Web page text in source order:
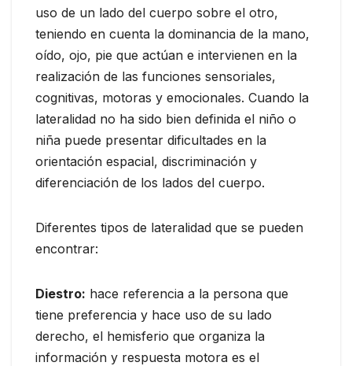
uso de un lado del cuerpo sobre el otro,
teniendo en cuenta la dominancia de la mano,
oído, ojo, pie que actúan e intervienen en la
realización de las funciones sensoriales,
cognitivas, motoras y emocionales. Cuando la
lateralidad no ha sido bien definida el niño o
niña puede presentar dificultades en la
orientación espacial, discriminación y
diferenciación de los lados del cuerpo.
Diferentes tipos de lateralidad que se pueden
encontrar:
Diestro: hace referencia a la persona que
tiene preferencia y hace uso de su lado
derecho, el hemisferio que organiza la
información y respuesta motora es el